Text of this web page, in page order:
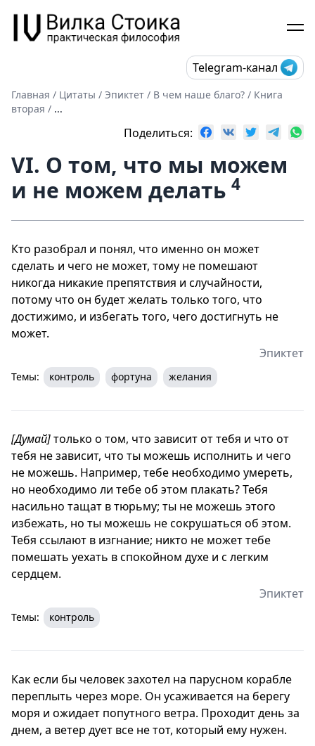
Telegram-канал
Главная / Цитаты / Эпиктет / В чем наше благо? / Книга
вторая / ...
Поделиться:
VI. О том, что мы можем
и не можем делать 4
Кто разобрал и понял, что именно он может
сделать и чего не может, тому не помешают
никогда никакие препятствия и случайности,
потому что он будет желать только того, что
достижимо, и избегать того, чего достигнуть не
может.
Эпиктет
Темы: контроль фортуна желания
[Думай]только о том, что зависит от тебя и что от
тебя не зависит, что ты можешь исполнить и чего
не можешь. Например, тебе необходимо умереть,
но необходимо ли тебе об этом плакать? Тебя
насильно тащат в тюрьму; ты не можешь этого
избежать, но ты можешь не сокрушаться об этом.
Тебя ссылают в изгнание; никто не может тебе
помешать уехать в спокойном духе и с легким
сердцем.
Эпиктет
Темы: контроль
Как если бы человек захотел на парусном корабле
переплыть через море. Он усаживается на берегу
моря и ожидает попутного ветра. Проходит день за
днем, а ветер дует все не тот, который ему нужен.